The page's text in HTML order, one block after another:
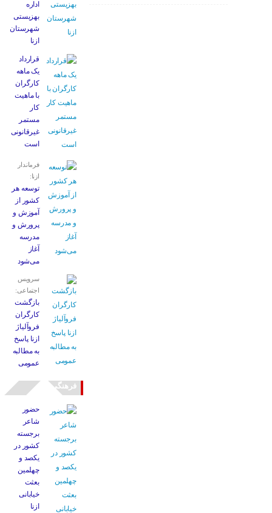
اداره
بهزیستی
شهرستان
ازنا
قرارداد
یک ماهه
کارگران
با ماهیت
کار
مستمر
غیرقانونی
است
فرماندار
ازنا:
توسعه هر
کشور از
آموزش و
پرورش و
مدرسه
آغاز
می‌شود
سرویس
اجتماعی:
بازگشت
کارگران
فروآلیاژ
ازنا پاسخ
به مطالبه
عمومی
فرهنگی
حضور
شاعر
برجسته
کشور در
یکصد و
چهلمین
بعثت
خیابانی
ازنا